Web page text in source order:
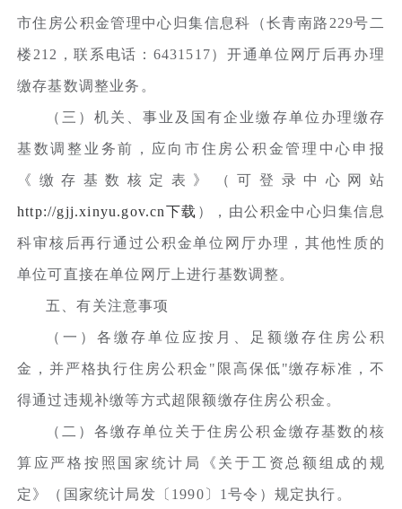
市住房公积金管理中心归集信息科（长青南路229号二
楼212，联系电话：6431517）开通单位网厅后再办理
缴存基数调整业务。
（三）机关、事业及国有企业缴存单位办理缴存
基数调整业务前，应向市住房公积金管理中心申报
《缴存基数核定表》（可登录中心网站
http://gjj.xinyu.gov.cn下载 ），由公积金中心归集信息
科审核后再行通过公积金单位网厅办理，其他性质的
单位可直接在单位网厅上进行基数调整。
五、有关注意事项
（一）各缴存单位应按月、足额缴存住房公积
金，并严格执行住房公积金"限高保低"缴存标准，不
得通过违规补缴等方式超限额缴存住房公积金。
（二）各缴存单位关于住房公积金缴存基数的核
算应严格按照国家统计局《关于工资总额组成的规
定》（国家统计局发〔1990〕1号令）规定执行。